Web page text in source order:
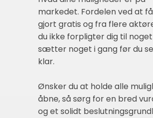
markedet. Fordelen ved at
gjort gratis og fra flere
du ikke forpligter dig til
sætter noget i gang før du
klar.
Ønsker du at holde alle
åbne, så sørg for en bred
og et solidt